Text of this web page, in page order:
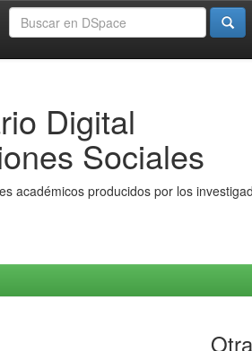
Digital
Sociales
académicos producidos por los